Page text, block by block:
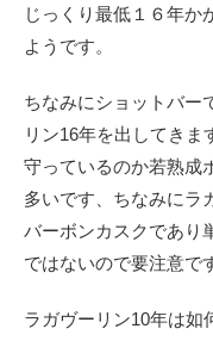
じっくり最低１６年か
ようです。
ちなみにショットバー
リン16年を出してき
守っているのか若熟成
多いです、ちなみにラ
バーボンカスクであり
ではないので要注意で
ラガヴーリン10年は如